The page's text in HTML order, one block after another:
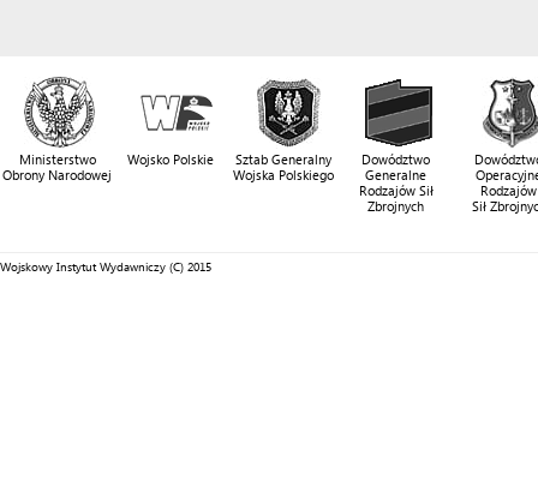
Ministerstwo
Obrony Narodowej
Wojsko Polskie
Sztab Generalny
Wojska Polskiego
Dowództwo
Generalne
Rodzajów Sił
Zbrojnych
Rodzajów
Sił
Wojskowy Instytut Wydawniczy (C) 2015